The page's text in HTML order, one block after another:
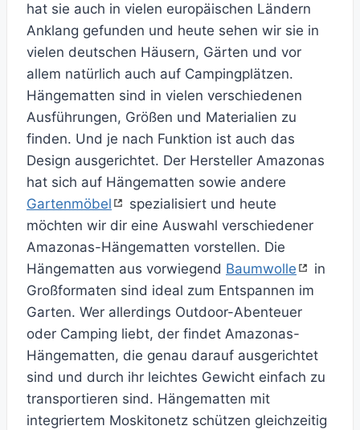
hat sie auch in vielen europäischen Ländern
Anklang gefunden und heute sehen wir sie in
vielen deutschen Häusern, Gärten und vor
allem natürlich auch auf Campingplätzen.
Hängematten sind in vielen verschiedenen
Ausführungen, Größen und Materialien zu
finden. Und je nach Funktion ist auch das
Design ausgerichtet. Der Hersteller Amazonas
hat sich auf Hängematten sowie andere
Gartenmöbel
spezialisiert und heute
möchten wir dir eine Auswahl verschiedener
Amazonas-Hängematten vorstellen. Die
Hängematten aus vorwiegend Baumwolle
in
Großformaten sind ideal zum Entspannen im
Garten. Wer allerdings Outdoor-Abenteuer
oder Camping liebt, der findet Amazonas-
Hängematten, die genau darauf ausgerichtet
sind und durch ihr leichtes Gewicht einfach zu
transportieren sind. Hängematten mit
integriertem Moskitonetz schützen gleichzeitig